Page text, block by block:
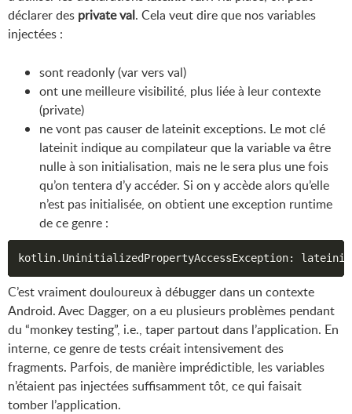
déclarer des private val. Cela veut dire que nos variables
injectées :
sont readonly (var vers val)
ont une meilleure visibilité, plus liée à leur contexte
(private)
ne vont pas causer de lateinit exceptions. Le mot clé
lateinit indique au compilateur que la variable va être
nulle à son initialisation, mais ne le sera plus une fois
qu’on tentera d’y accéder. Si on y accède alors qu’elle
n’est pas initialisée, on obtient une exception runtime
de ce genre :
C’est vraiment douloureux à débugger dans un contexte
Android. Avec Dagger, on a eu plusieurs problèmes pendant
du “monkey testing”, i.e., taper partout dans l’application. En
interne, ce genre de tests créait intensivement des
fragments. Parfois, de manière imprédictible, les variables
n’étaient pas injectées suffisamment tôt, ce qui faisait
tomber l’application.